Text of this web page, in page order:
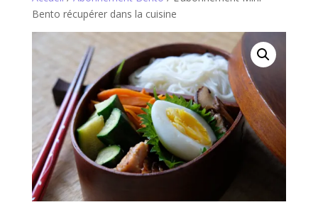
Bento récupérer dans la cuisine